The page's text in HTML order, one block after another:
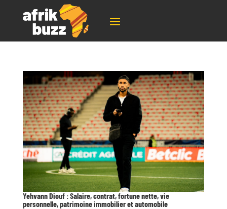
Yehvann Diouf : Salaire, contrat, fortune nette, vie
personnelle, patrimoine immobilier et automobile